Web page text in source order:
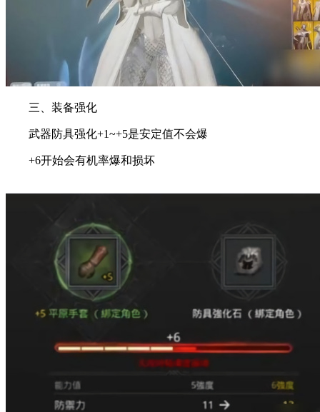
三、装备强化
武器防具强化+1~+5是安定值不会爆
+6开始会有机率爆和损坏